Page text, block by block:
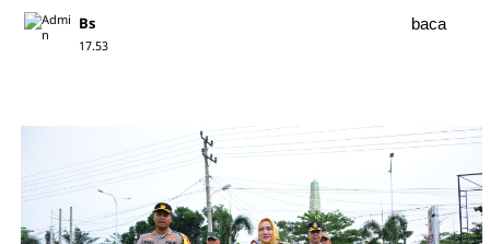
Bs
17.53
baca